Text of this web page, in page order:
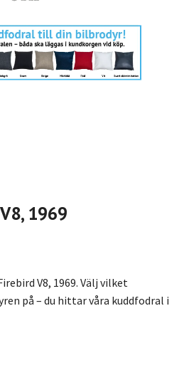
1969
V8, 1969. Välj vilket
på – du hittar våra kuddfodral i